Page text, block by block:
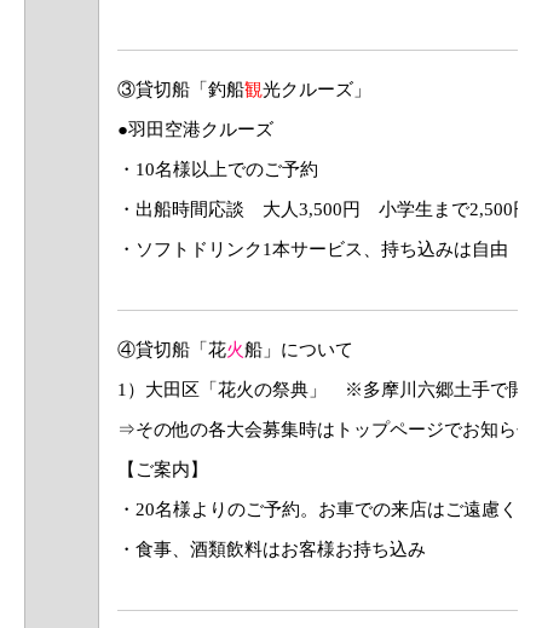
③貸切船「釣船観光クルーズ」
●羽田空港クルーズ
・10名様以上でのご予約
・出船時間応談 大人3,500円 小学生まで2,500円
・ソフトドリンク1本サービス、持ち込みは自由
④貸切船「花火船」について
1）大田区「花火の祭典」 ※多摩川六郷土手で開
⇒その他の各大会募集時はトップページでお知らせ
【ご案内】
・20名様よりのご予約。お車での来店はご遠慮くだ
・食事、酒類飲料はお客様お持ち込み